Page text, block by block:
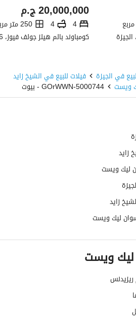
ج.م20,000,000
4
4 250 متر مربع
في الجيزة فيلات للبيع في الشيخ زايد
ويست 5000744-GOrWWN - بيوت
زايد
ليك ويست
ويست
ريزيدنس